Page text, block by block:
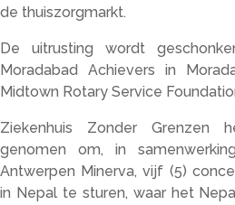
de thuiszorgmarkt.
De uitrusting wordt
Moradabad Achievers in
Midtown Rotary Service
Ziekenhuis Zonder
genomen om, in
Antwerpen Minerva, vijf (5)
in Nepal te sturen, waar het